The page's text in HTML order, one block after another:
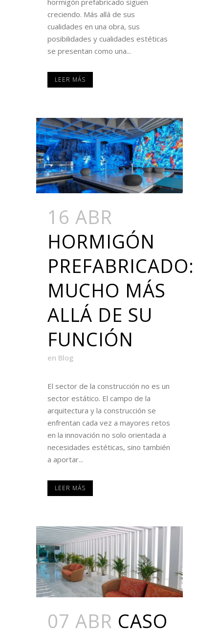
creciendo. Más allá de sus
cualidades en una obra, sus
posibilidades y cualidades estéticas
se presentan como una...
LEER MÁS
16 ABR
HORMIGÓN
PREFABRICADO:
MUCHO MÁS
ALLÁ DE SU
FUNCIÓN
en Blog
El sector de la construcción no es un
sector estático. El campo de la
arquitectura y la construcción se
enfrentan cada vez a mayores retos
en la innovación no solo orientada a
necesidades estéticas, sino también
a aportar...
LEER MÁS
07 ABR CASO